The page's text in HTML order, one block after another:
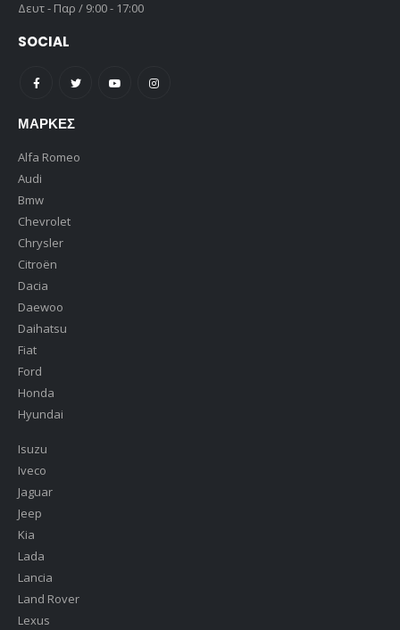
Δευτ - Παρ / 9:00 - 17:00
SOCIAL
ΜΆΡΚΕΣ
Alfa Romeo
Audi
Bmw
Chevrolet
Chrysler
Citroën
Dacia
Daewoo
Daihatsu
Fiat
Ford
Honda
Hyundai
Isuzu
Iveco
Jaguar
Jeep
Kia
Lada
Lancia
Land Rover
Lexus